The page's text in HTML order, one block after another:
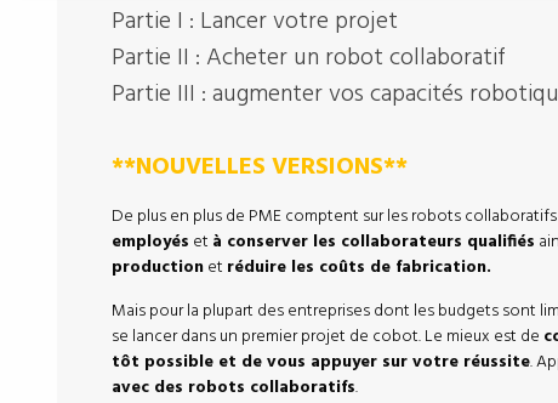
Partie I : Lancer votre projet
Partie II : Acheter un robot collaboratif
Partie III : augmenter vos capacités
**NOUVELLES VERSIONS**
De plus en plus de PME comptent sur les robots
employés et à conserver les collaborateurs qualifiés
productionet réduire les coûts de fabrication.
Mais pour la plupart des entreprises dont les budgets sont
se lancer dans un premier projet de cobot. Le mieux est de
tôt possible et de vous appuyer sur votre réussite.
avec des robots collaboratifs.